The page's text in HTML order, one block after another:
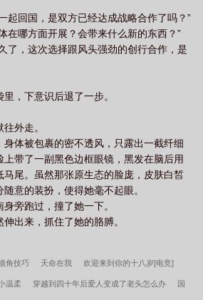
不离婚分居各过各的 这婚离不了by无影有踪
读 刚结婚能离婚吗 离婚不离家算真正离婚
饭。皇天不负有心人，收获喜人！自从
绩开始遥遥领先。吃嘛嘛棒，睡麻麻香，
了都要赔笑脸。这天，竹马叼着烟来找苏
。竹马对她说：“你们隔壁那家银行也来找
就给我送老婆，能直接闪婚的那种。而
还是金融硕士。”苏禾好日子还没过够，
难：“你知道的，我一直想结婚……”苏禾
“不就是漂亮可爱一米六五的金融硕士
婚后，苏禾才发现高估了自己搞事业的
-欲简直可怕，她每一天都在腿软中想离
起回国，是双方已经达成战略合作了吗？”
在哪方面开展？会带来什么新的东西？”
了，这次选择跟风头强劲的创行合作，是
，下意识后退了一步。
外走。
体被包裹的密不透风，只露出一截纤细
带了一副黑色边框眼镜，黑发在脑后用
马尾。虽然那张原生态的脸庞，皮肤白皙
意的装扮，使得她毫不起眼。
旁跑过，撞了她一下。
出来，抓住了她的胳膊。
角技巧 天命在我 欢迎来到你的十八岁[电竞]
温柔 穿越到四十年后爱人变成了老头怎么办 国